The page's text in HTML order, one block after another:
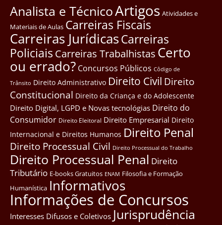
Analista e TécnicoArtigos Atividades e
Materiais de Aulas Carreiras Fiscais
Carreiras JurídicasCarreiras
Policiais Carreiras Trabalhistas Certo
ou errado? Concursos Públicos Côdigo de
Trânsito Direito Administrativo Direito Civil Direito
Constitucional Direito da Criança e do Adolescente
Direito Digital, LGPD e Novas tecnológias Direito do
Consumidor Direito Eleitoral Direito Empresarial Direito
Internacional e Direitos Humanos Direito Penal
Direito Processual Civil Direito Processual do Trabalho
Direito Processual Penal Direito
Tributário E-books Gratuitos ENAM Filosofia e Formação
Humanística Informativos
Informações de Concursos
Interesses Difusos e Coletivos Jurisprudência